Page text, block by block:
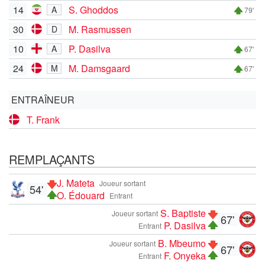
14 A S. Ghoddos 79'
30 D
M. Rasmussen
10
A P. Dasilva 67'
24 M M. Damsgaard 67'
ENTRAÎNEUR
T. Frank
REMPLAÇANTS
Joueur sortant
J. Mateta
Entrant
O. Édouard
54'
67'
Joueur sortant S. Baptiste
Entrant P. Dasilva
67'
Joueur sortant B. Mbeumo
Entrant F. Onyeka